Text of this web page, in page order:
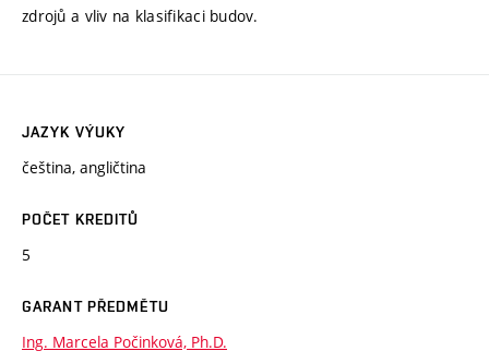
zdrojů a vliv na klasifikaci budov.
JAZYK VÝUKY
čeština, angličtina
POČET KREDITŮ
5
GARANT PŘEDMĚTU
Ing. Marcela Počinková, Ph.D.